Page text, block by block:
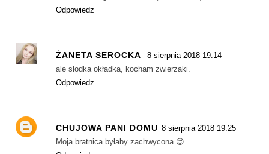
Odpowiedz
ŻANETA SEROCKA
8 sierpnia 2018 19:14
ale słodka okładka, kocham zwierzaki.
Odpowiedz
CHUJOWA PANI DOMU 8 sierpnia 2018 19:25
Moja bratnica byłaby zachwycona 😊